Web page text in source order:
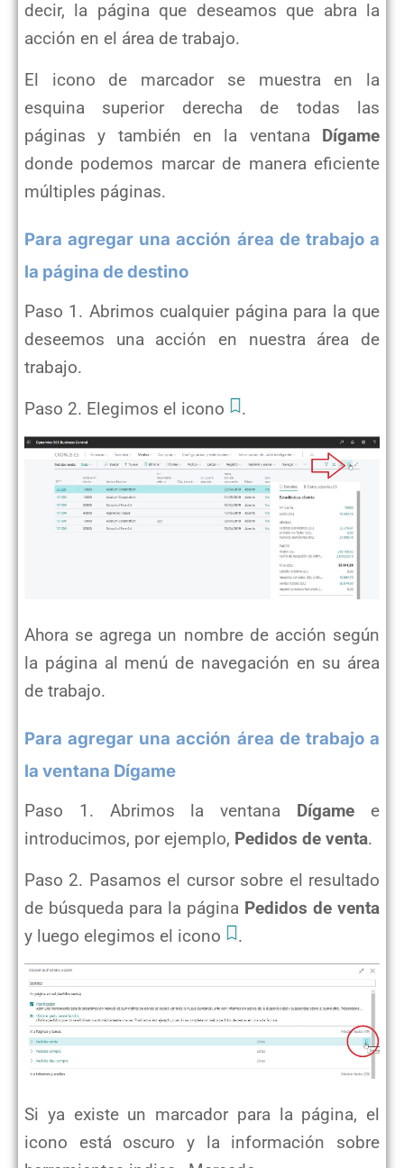
decir, la página que deseamos que abra la
acción en el área de trabajo.
El icono de marcador se muestra en la
esquina superior derecha de todas las
páginas y también en la ventana
Dígame
donde podemos marcar de manera eficiente
múltiples páginas.
Para agregar una acción área de trabajo a
la página de destino
Paso 1. Abrimos cualquier página para la que
deseemos una acción en nuestra área de
trabajo.
Paso 2. Elegimos el icono .
Ahora se agrega un nombre de acción según
la página al menú de navegación en su área
de trabajo.
Para agregar una acción área de trabajo a
la ventana Dígame
Paso 1. Abrimos la ventana Dígame e
introducimos, por ejemplo, Pedidos de venta.
Paso 2. Pasamos el cursor sobre el resultado
de búsqueda para la página Pedidos de venta
y luego elegimos el icono
.
Si ya existe un marcador para la página, el
icono está oscuro y la información sobre